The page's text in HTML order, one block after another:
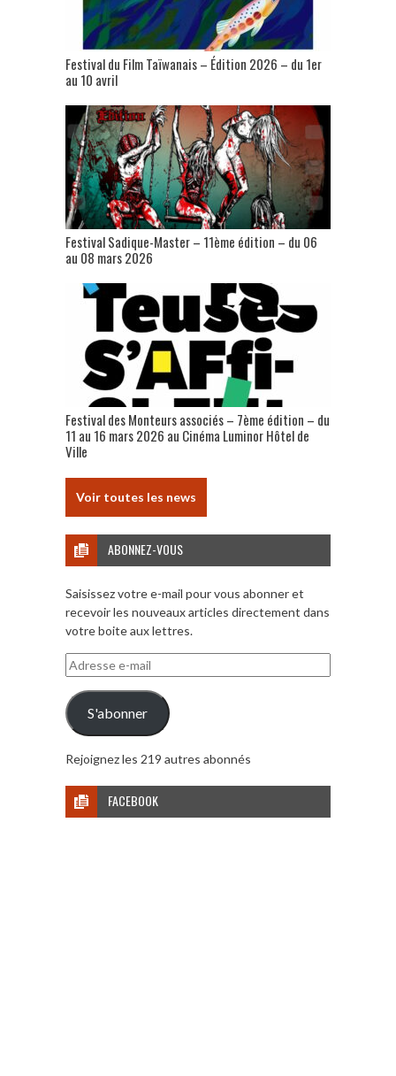
Festival du Film Taïwanais – Édition 2026 – du 1er
au 10 avril
Festival Sadique-Master – 11ème édition – du 06
au 08 mars 2026
Festival des Monteurs associés – 7ème édition – du
11 au 16 mars 2026 au Cinéma Luminor Hôtel de
Ville
Voir toutes les news
ABONNEZ-VOUS
Saisissez votre e-mail pour vous abonner et
recevoir les nouveaux articles directement dans
votre boite aux lettres.
Adresse
e-
mail
S'abonner
Rejoignez les 219 autres abonnés
FACEBOOK